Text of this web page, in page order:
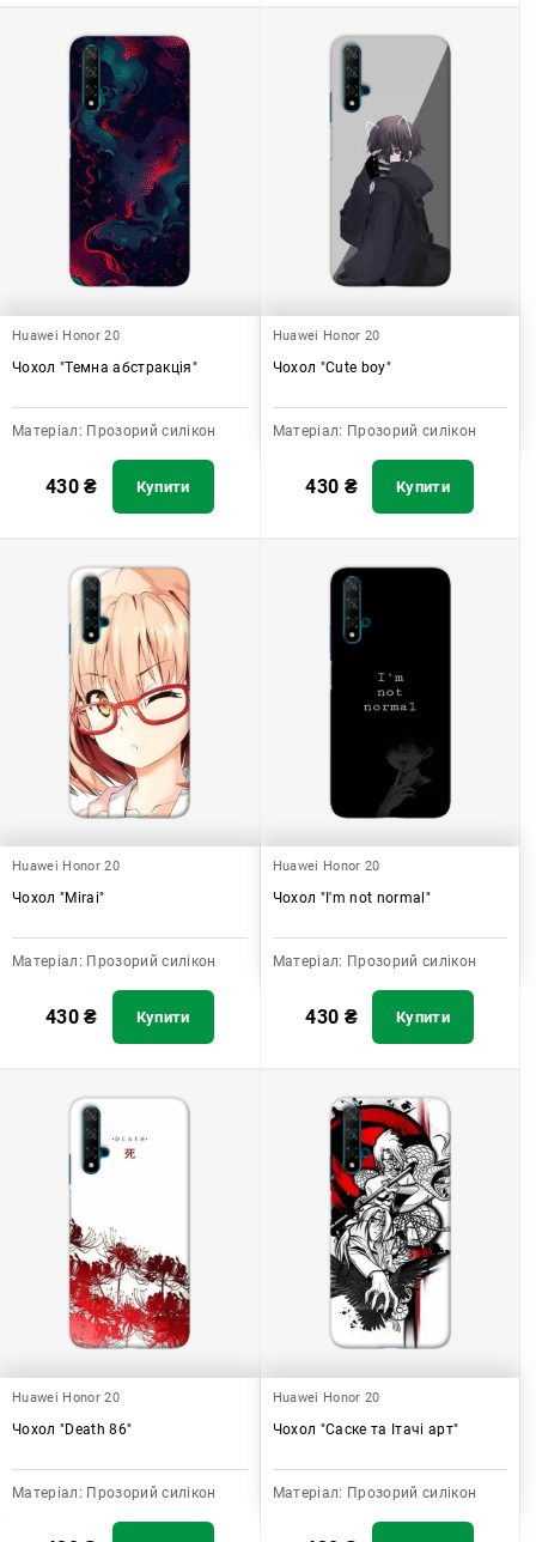
Huawei Honor 20
Чохол "Темна абстракція"
Матеріал: Прозорий силікон
430₴ Купити
Huawei Honor 20
Чохол "Cute boy"
Матеріал: Прозорий силікон
430 ₴ Купити
Huawei Honor 20
Чохол "Mirai"
Матеріал: Прозорий силікон
430₴ Купити
Huawei Honor 20
Чохол "I'm not normal"
Матеріал: Прозорий силікон
430 ₴ Купити
Huawei Honor 20
Чохол "Death 86"
Матеріал: Прозорий силікон
Huawei Honor 20
Чохол "Саске та Ітачі арт"
Матеріал: Прозорий силікон